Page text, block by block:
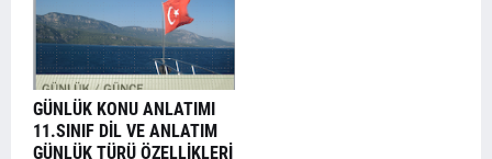
GÜNLÜK KONU ANLATIMI
11.SINIF DİL VE ANLATIM
GÜNLÜK TÜRÜ ÖZELLİKLERİ